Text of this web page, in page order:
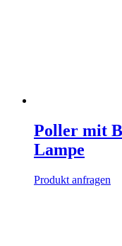
Poller mit
Lampe
Produkt anfragen